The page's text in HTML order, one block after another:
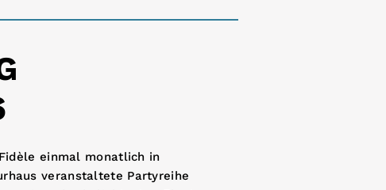
einmal monatlich in
veranstaltete Partyreihe